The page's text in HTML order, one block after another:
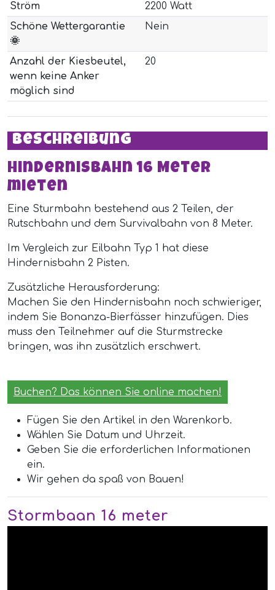
Ström
2200 Watt
Schöne Wettergarantie
🌞
Nein
Anzahl der Kiesbeutel,
wenn keine Anker
möglich sind
20
Beschreibung
Hindernisbahn 16 Meter
mieten
Eine Sturmbahn bestehend aus 2 Teilen, der
Rutschbahn und dem Survivalbahn von 8 Meter.
Im Vergleich zur Eilbahn Typ 1 hat diese
Hindernisbahn 2 Pisten.
Zusätzliche Herausforderung:
Machen Sie den Hindernisbahn noch schwieriger,
indem Sie Bonanza-Bierfässer hinzufügen. Dies
muss den Teilnehmer auf die Sturmstrecke
bringen, was ihn zusätzlich erschwert.
Buchen? Das können Sie online machen!
Fügen Sie den Artikel in den Warenkorb.
Wählen Sie Datum und Uhrzeit.
Geben Sie die erforderlichen Informationen
ein.
Wir gehen da spaß von Bauen!
Stormbaan 16 meter